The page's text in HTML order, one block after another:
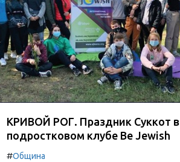
КРИВОЙ РОГ. Праздник Суккот в
подростковом клубе Be Jewish
#Община